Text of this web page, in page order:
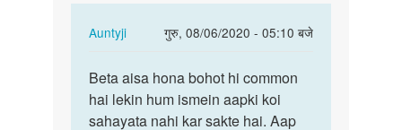
Auntyji
गुरु, 08/06/2020 - 05:10 बजे
In
to
Sex
karna
Beta
aisa
hona
Beta aisa hona bohot hi common
hai lekin hum ismein aapki koi
sahayata nahi kar sakte hai. Aap